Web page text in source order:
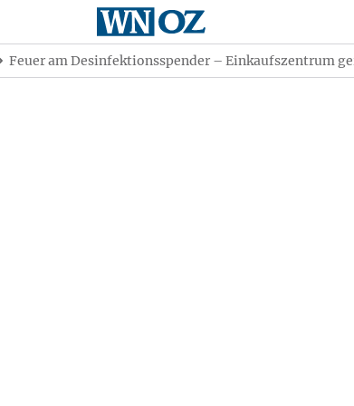
Feuer am Desinfektionsspender – Einkaufszentrum